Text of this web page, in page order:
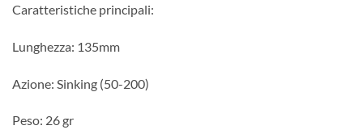
Caratteristiche principali:
Lunghezza: 135mm
Azione: Sinking (50-200)
Peso: 26 gr